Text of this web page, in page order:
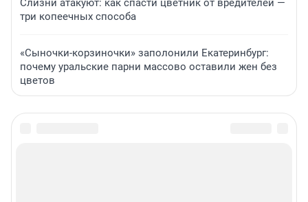
Слизни атакуют: как спасти цветник от вредителей —
три копеечных способа
«Сыночки-корзиночки» заполонили Екатеринбург:
почему уральские парни массово оставили жен без
цветов